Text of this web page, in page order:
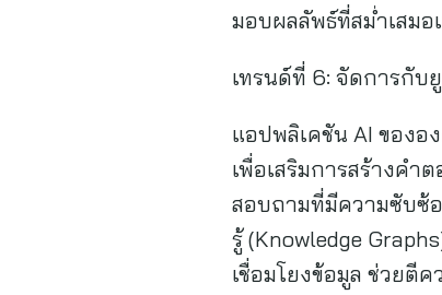
มอบผลลัพธ์ที่สม่ำเสม
เทรนด์ที่ 6: จัดการกับ
แอปพลิเคชัน AI ของอ
เพื่อเสริมการสร้างคำ
สอบถามที่มีความซับซ้
รู้ (Knowledge
เชื่อมโยงข้อมูล ช่วยตี